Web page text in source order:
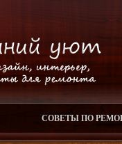
СОВЕТЫ ПО